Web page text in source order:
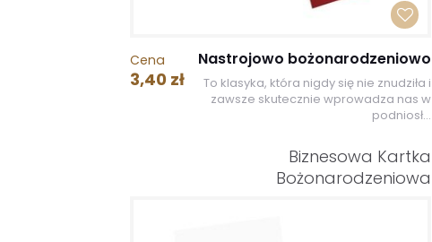
Cena
3,40 zł
Nastrojowo bożonarodzeniowo
To klasyka, która nigdy się nie znudziła i
zawsze skutecznie wprowadza nas w
podniosł...
Biznesowa Kartka
Bożonarodzeniowa